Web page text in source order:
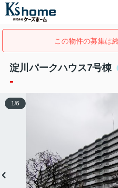
この物件の募集は
淀川パークハウス7号棟
-
1/6